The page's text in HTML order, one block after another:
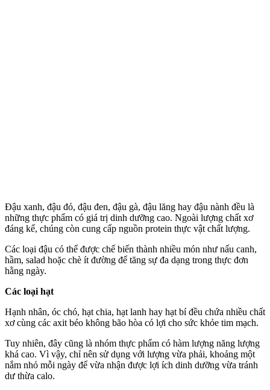
Đậu xanh, đậu đỏ, đậu đen, đậu gà, đậu lăng hay đậu nành đều là
những thực phẩm có giá trị dinh dưỡng cao. Ngoài lượng chất xơ
đáng kể, chúng còn cung cấp nguồn protein thực vật chất lượng.
Các loại đậu có thể được chế biến thành nhiều món như nấu canh,
hầm, salad hoặc chè ít đường để tăng sự đa dạng trong thực đơn
hằng ngày.
Các loại hạt
Hạnh nhân, óc chó, hạt chia, hạt lanh hay hạt bí đều chứa nhiều chất
xơ cùng các axit béo không bão hòa có lợi cho sức khỏe tim mạch.
Tuy nhiên, đây cũng là nhóm thực phẩm có hàm lượng năng lượng
khá cao. Vì vậy, chỉ nên sử dụng với lượng vừa phải, khoảng một
nắm nhỏ mỗi ngày để vừa nhận được lợi ích dinh dưỡng vừa tránh
dư thừa calo.